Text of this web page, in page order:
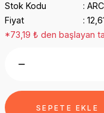
Stok Kodu
Fiyat
*73,19 ₺ den başlayan
SEPETE EKLE